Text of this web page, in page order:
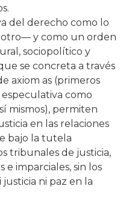
del derecho como lo
y como un orden
sociopolítico y
se concreta a través
axiom as (primeros
como
mismos), permiten
en las relaciones
bajo la tutela
tribunales de justicia,
imparciales, sin los
ni paz en la